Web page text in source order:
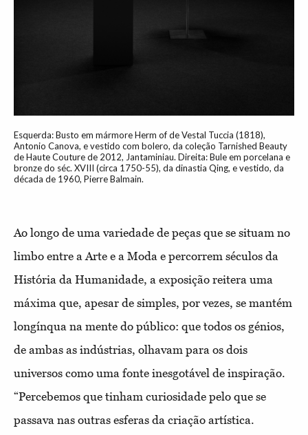
Esquerda: Busto em mármore Herm of de Vestal Tuccia (1818),
Antonio Canova, e vestido com bolero, da coleção Tarnished Beauty
de Haute Couture de 2012, Jantaminiau. Direita: Bule em porcelana e
bronze do séc. XVIII (circa 1750-55), da dinastia Qing, e vestido, da
década de 1960, Pierre Balmain.
Ao longo de uma variedade de peças que se situam no
limbo entre a Arte e a Moda e percorrem séculos da
História da Humanidade, a exposição reitera uma
máxima que, apesar de simples, por vezes, se mantém
longínqua na mente do público: que todos os génios,
de ambas as indústrias, olhavam para os dois
universos como uma fonte inesgotável de inspiração.
“Percebemos que tinham curiosidade pelo que se
passava nas outras esferas da criação artística.